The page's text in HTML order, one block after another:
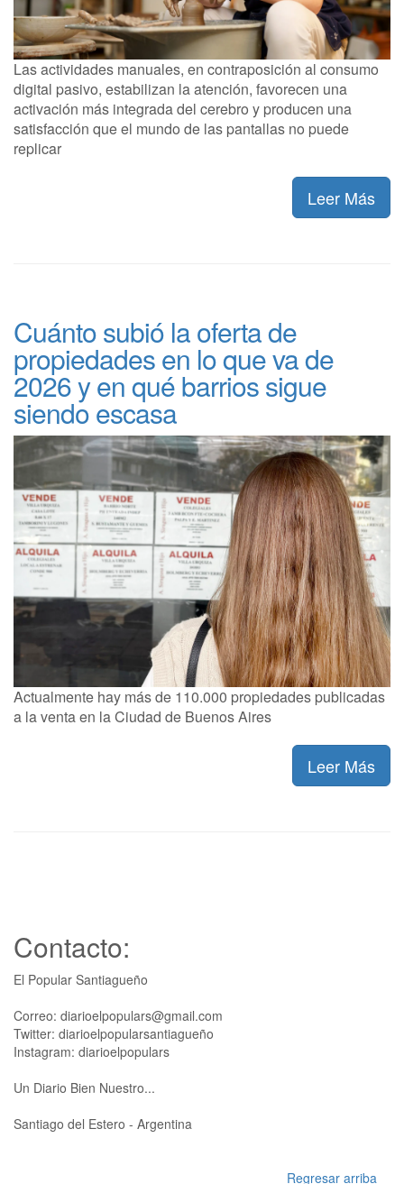
Las actividades manuales, en contraposición al consumo
digital pasivo, estabilizan la atención, favorecen una
activación más integrada del cerebro y producen una
satisfacción que el mundo de las pantallas no puede
replicar
Leer Más
Cuánto subió la oferta de
propiedades en lo que va de
2026 y en qué barrios sigue
siendo escasa
Actualmente hay más de 110.000 propiedades publicadas
a la venta en la Ciudad de Buenos Aires
Leer Más
Contacto:
El Popular Santiagueño
Correo: diarioelpopulars@gmail.com
Twitter: diarioelpopularsantiagueño
Instagram: diarioelpopulars
Un Diario Bien Nuestro...
Santiago del Estero - Argentina
Regresar arriba